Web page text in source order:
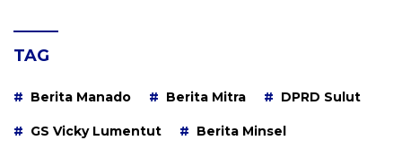
TAG
Berita Manado Berita Mitra DPRD Sulut
GS Vicky Lumentut Berita Minsel